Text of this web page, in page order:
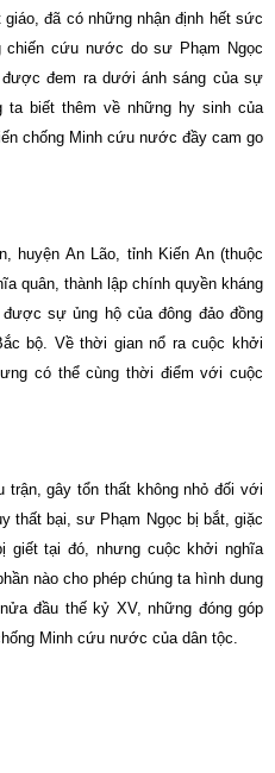
đã có những nhận định hết sức
cứu nước do sư Phạm Ngọc
được đem ra dưới ánh sáng của sự
biết thêm về những hy sinh của
chống Minh cứu nước đầy cam go
huyện An Lão, tỉnh Kiến An (thuộc
quân, thành lập chính quyền kháng
sự ủng hộ của đông đảo đồng
bộ. Về thời gian nổ ra cuộc khởi
có thể cùng thời điểm với cuộc
trận, gây tổn thất không nhỏ đối với
thất bại, sư Phạm Ngọc bị bắt, giặc
giết tại đó, nhưng cuộc khởi nghĩa
nào cho phép chúng ta hình dung
đầu thế kỷ XV, những đóng góp
Minh cứu nước của dân tộc.